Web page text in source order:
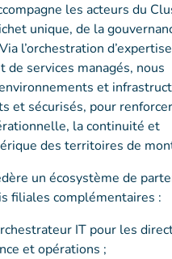
les acteurs du
unique, de la
l’orchestration
de services managés, nous
et
et sécurisés, pour
la continuité et
des territoires de
un écosystème de
filiales complémentaires :
IT pour les
et opérations ;